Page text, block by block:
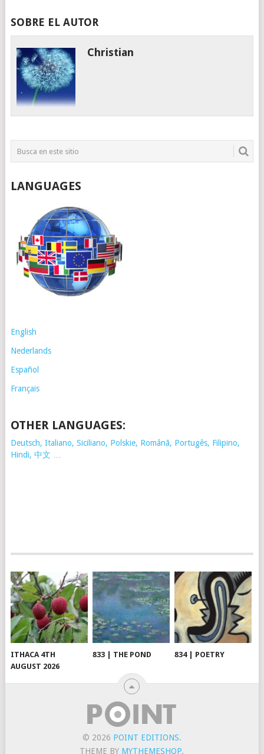
SOBRE EL AUTOR
Christian
LANGUAGES
English
Nederlands
Español
Français
OTHER LANGUAGES:
Deutsch, Italiano, Siciliano, Polskie, Românã, Portugês, Filipino,
Hindi, 中文 …
ITHACA 4TH
AUGUST 2026
833 | THE POND 834 | POETRY
© 2026 POINT EDITIONS.
THEME BY MYTHEMESHOP.